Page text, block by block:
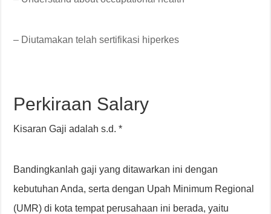
– Diutamakan telah sertifikasi hiperkes
Perkiraan Salary
Kisaran Gaji adalah s.d. *
Bandingkanlah gaji yang ditawarkan ini dengan
kebutuhan Anda, serta dengan Upah Minimum Regional
(UMR) di kota tempat perusahaan ini berada, yaitu